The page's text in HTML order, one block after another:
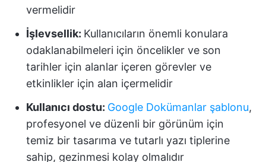
vermelidir
İşlevsellik: Kullanıcıların önemli konulara
odaklanabilmeleri için öncelikler ve son
tarihler için alanlar içeren görevler ve
etkinlikler için alan içermelidir
Kullanıcı dostu: Google Dokümanlar şablonu,
profesyonel ve düzenli bir görünüm için
temiz bir tasarıma ve tutarlı yazı tiplerine
sahip, gezinmesi kolay olmalıdır